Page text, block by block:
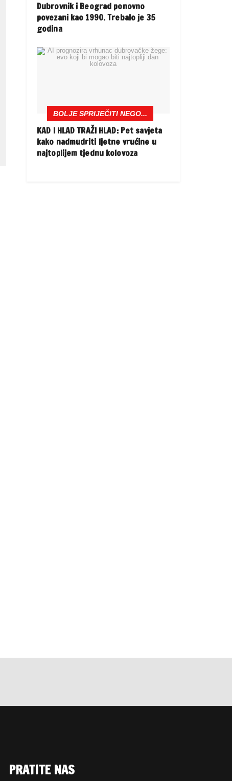
Dubrovnik i Beograd ponovno
povezani kao 1990. Trebalo je 35
godina
BOLJE SPRIJEČITI NEGO...
KAD I HLAD TRAŽI HLAD: Pet savjeta
kako nadmudriti ljetne vrućine u
najtoplijem tjednu kolovoza
PRATITE NAS